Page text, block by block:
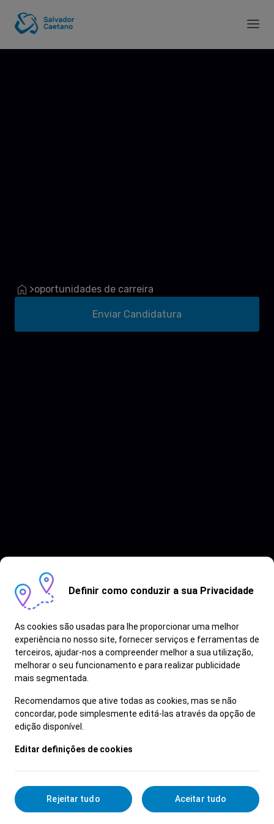
>oportunidades de carreira
Enviar Candidatura
Vagas semelhantes
Definir como conduzir a sua Privacidade
As cookies são usadas para lhe proporcionar uma melhor
experiência no nosso site, fornecer serviços e ferramentas de
terceiros, ajudar-nos a compreender melhor a sua utilização,
melhorar o seu funcionamento e para realizar publicidade
mais segmentada.
Recomendamos que ative todas as cookies, mas se não
concordar, pode simplesmente editá-las através da opção de
edição disponível.
Editar definições de cookies
Rejeitar tudo Aceitar tudo